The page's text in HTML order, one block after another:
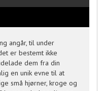
angår, til under
er bestemt ikke
dem fra din
en unik evne til at
små hjørner, kroge og